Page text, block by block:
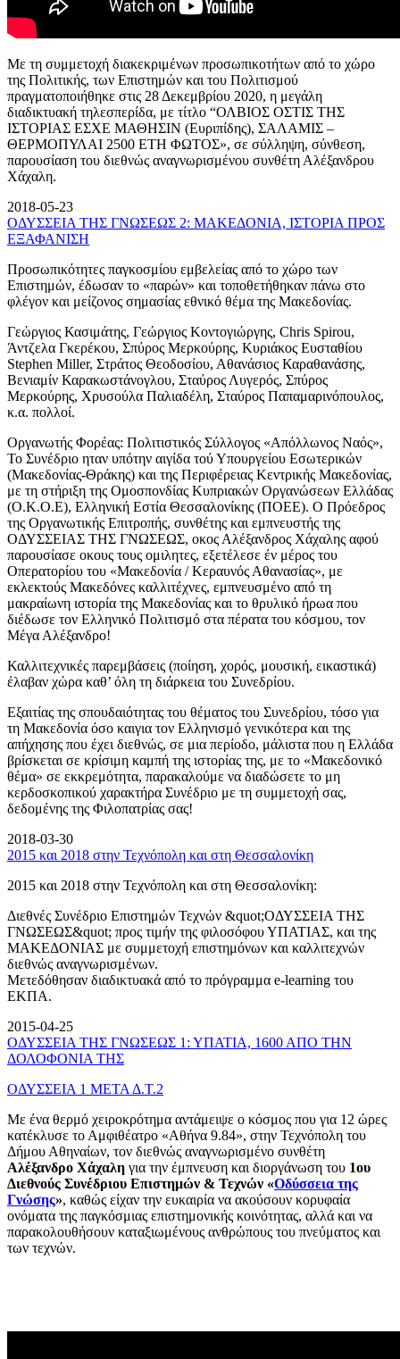
Με τη συμμετοχή διακεκριμένων προσωπικοτήτων από το χώρο
της Πολιτικής, των Επιστημών και του Πολιτισμού
πραγματοποιήθηκε στις 28 Δεκεμβρίου 2020, η μεγάλη
διαδικτυακή τηλεσπερίδα, με τίτλο “ΟΛΒΙΟΣ ΟΣΤΙΣ ΤΗΣ
ΙΣΤΟΡΙΑΣ ΕΣΧΕ ΜΑΘΗΣΙΝ (Ευριπίδης), ΣΑΛΑΜΙΣ –
ΘΕΡΜΟΠΥΛΑΙ 2500 ΕΤΗ ΦΩΤΟΣ», σε σύλληψη, σύνθεση,
παρουσίαση του διεθνώς αναγνωρισμένου συνθέτη Αλέξανδρου
Χάχαλη.
2018-05-23
ΟΔΥΣΣΕΙΑ ΤΗΣ ΓΝΩΣΕΩΣ 2: ΜΑΚΕΔΟΝΙΑ, ΙΣΤΟΡΙΑ ΠΡΟΣ
ΕΞΑΦΑΝΙΣΗ
Προσωπικότητες παγκοσμίου εμβελείας από το χώρο των
Επιστημών, έδωσαν το «παρών» και τοποθετήθηκαν πάνω στο
φλέγον και μείζονος σημασίας εθνικό θέμα της Μακεδονίας.
Γεώργιος Κασιμάτης, Γεώργιος Κοντογιώργης, Chris Spirou,
Άντζελα Γκερέκου, Σπύρος Μερκούρης, Κυριάκος Ευσταθίου
Stephen Miller, Στράτος Θεοδοσίου, Αθανάσιος Καραθανάσης,
Βενιαμίν Καρακωστάνογλου, Σταύρος Λυγερός, Σπύρος
Μερκούρης, Χρυσούλα Παλιαδέλη, Σταύρος Παπαμαρινόπουλος,
κ.α. πολλοί.
Οργανωτής Φορέας: Πολιτιστικός Σύλλογος «Απόλλωνος Ναός»,
Το Συνέδριο ηταν υπότην αιγίδα τού Υπουργείου Εσωτερικών
(Μακεδονίας-Θράκης) και της Περιφέρειας Κεντρικής Μακεδονίας,
με τη στήριξη της Ομοσπονδίας Κυπριακών Οργανώσεων Ελλάδας
(Ο.Κ.Ο.Ε), Ελληνική Εστία Θεσσαλονίκης (ΠΟΕΕ). Ο Πρόεδρος
της Οργανωτικής Επιτροπής, συνθέτης και εμπνευστής της
ΟΔΥΣΣΕΙΑΣ ΤΗΣ ΓΝΩΣΕΩΣ, οκος Αλέξανδρος Χάχαλης αφού
παρουσίασε οκους τους ομιλητες, εξετέλεσε έν μέρος του
Οπερατορίου του «Μακεδονία / Κεραυνός Αθανασίας», με
εκλεκτούς Μακεδόνες καλλιτέχνες, εμπνευσμένο από τη
μακραίωνη ιστορία της Μακεδονίας και το θρυλικό ήρωα που
διέδωσε τον Ελληνικό Πολιτισμό στα πέρατα του κόσμου, τον
Μέγα Αλέξανδρο!
Καλλιτεχνικές παρεμβάσεις (ποίηση, χορός, μουσική, εικαστικά)
έλαβαν χώρα καθ’ όλη τη διάρκεια του Συνεδρίου.
Εξαιτίας της σπουδαιότητας του θέματος του Συνεδρίου, τόσο για
τη Μακεδονία όσο καιγια τον Ελληνισμό γενικότερα και της
απήχησης που έχει διεθνώς, σε μια περίοδο, μάλιστα που η Ελλάδα
βρίσκεται σε κρίσιμη καμπή της ιστορίας της, με το «Μακεδονικό
θέμα» σε εκκρεμότητα, παρακαλούμε να διαδώσετε το μη
κερδοσκοπικού χαρακτήρα Συνέδριο με τη συμμετοχή σας,
δεδομένης της Φιλοπατρίας σας!
2018-03-30
2015 και 2018 στην Τεχνόπολη και στη Θεσσαλονίκη
2015 και 2018 στην Τεχνόπολη και στη Θεσσαλονίκη:
Διεθνές Συνέδριο Επιστημών Τεχνών &quot;ΟΔΥΣΣΕΙΑ ΤΗΣ
ΓΝΩΣΕΩΣ&quot; προς τιμήν της φιλοσόφου ΥΠΑΤΙΑΣ, και της
ΜΑΚΕΔΟΝΙΑΣ με συμμετοχή επιστημόνων και καλλιτεχνών
διεθνώς αναγνωρισμένων.
Μετεδόθησαν διαδικτυακά από το πρόγραμμα e-learning του
ΕΚΠΑ.
2015-04-25
ΟΔΥΣΣΕΙΑ ΤΗΣ ΓΝΩΣΕΩΣ 1: ΥΠΑΤΙΑ, 1600 ΑΠΟ ΤΗΝ
ΔΟΛΟΦΟΝΙΑ ΤΗΣ
ΟΔΥΣΣΕΙΑ 1 ΜΕΤΑ Δ.Τ.2
Με ένα θερμό χειροκρότημα αντάμειψε ο κόσμος που για 12 ώρες
κατέκλυσε το Αμφιθέατρο «Αθήνα 9.84», στην Τεχνόπολη του
Δήμου Αθηναίων, τον διεθνώς αναγνωρισμένο συνθέτη
Αλέξανδρο Χάχαλη για την έμπνευση και διοργάνωση του 1ου
Διεθνούς Συνέδριου Επιστημών & Τεχνών «Οδύσσεια της
Γνώσης», καθώς είχαν την ευκαιρία να ακούσουν κορυφαία
ονόματα της παγκόσμιας επιστημονικής κοινότητας, αλλά και να
παρακολουθήσουν καταξιωμένους ανθρώπους του πνεύματος και
των τεχνών.